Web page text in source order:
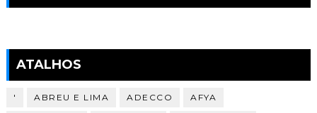
ATALHOS
' ABREU E LIMA ADECCO AFYA